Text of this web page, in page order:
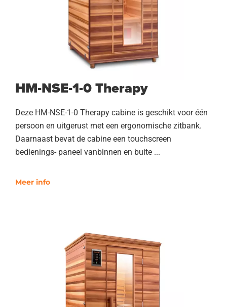
HM-NSE-1-0 Therapy
Deze HM-NSE-1-0 Therapy cabine is geschikt voor één
persoon en uitgerust met een ergonomische zitbank.
Daarnaast bevat de cabine een touchscreen
bedienings- paneel vanbinnen en buite ...
Meer info